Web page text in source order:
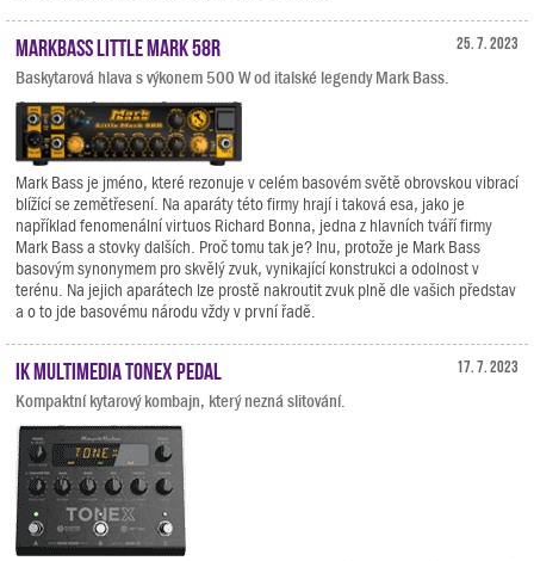
25. 7. 2023
Markbass Little Mark 58R
Baskytarová hlava s výkonem 500 W od italské legendy Mark Bass.
Mark Bass je jméno, které rezonuje v celém basovém světě obrovskou vibrací
blížící se zemětřesení. Na aparáty této firmy hrají i taková esa, jako je
například fenomenální virtuos Richard Bonna, jedna z hlavních tváří firmy
Mark Bass a stovky dalších. Proč tomu tak je? Inu, protože je Mark Bass
basovým synonymem pro skvělý zvuk, vynikající konstrukci a odolnost v
terénu. Na jejich aparátech lze prostě nakroutit zvuk plně dle vašich představ
a o to jde basovému národu vždy v první řadě.
17. 7. 2023
IK Multimedia TONEX Pedal
Kompaktní kytarový kombajn, který nezná slitování.